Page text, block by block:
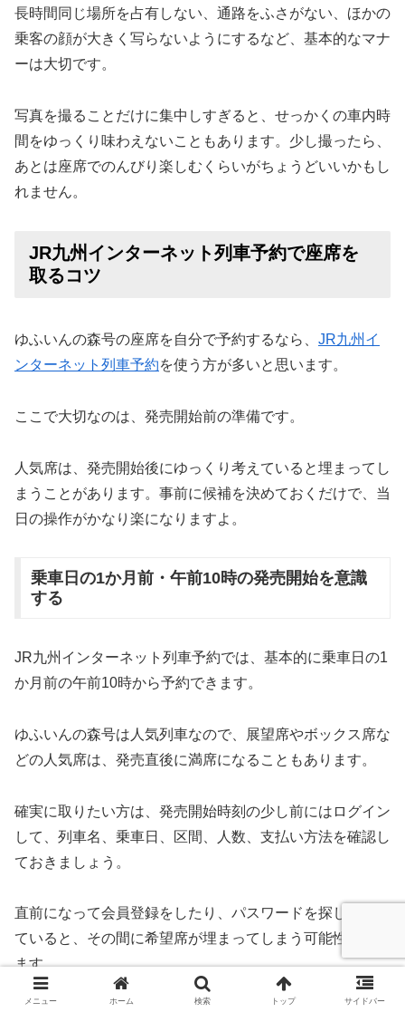
長時間同じ場所を占有しない、通路をふさがない、ほかの
乗客の顔が大きく写らないようにするなど、基本的なマナ
ーは大切です。
写真を撮ることだけに集中しすぎると、せっかくの車内時
間をゆっくり味わえないこともあります。少し撮ったら、
あとは座席でのんびり楽しむくらいがちょうどいいかもし
れません。
JR九州インターネット列車予約で座席を
取るコツ
ゆふいんの森号の座席を自分で予約するなら、 JR九州イ
ンターネット列車予約を使う方が多いと思います。
ここで大切なのは、発売開始前の準備です。
人気席は、発売開始後にゆっくり考えていると埋まってし
まうことがあります。事前に候補を決めておくだけで、当
日の操作がかなり楽になりますよ。
乗車日の1か月前・午前10時の発売開始を意識
する
JR九州インターネット列車予約では、基本的に乗車日の1
か月前の午前10時から予約できます。
ゆふいんの森号は人気列車なので、展望席やボックス席な
どの人気席は、発売直後に満席になることもあります。
確実に取りたい方は、発売開始時刻の少し前にはログイン
して、列車名、乗車日、区間、人数、支払い方法を確認し
ておきましょう。
直前になって会員登録をしたり、パスワードを探したりし
ていると、その間に希望席が埋まってしまう可能性があり
ます。
メニュー ホーム 検索 トップ サイドバー